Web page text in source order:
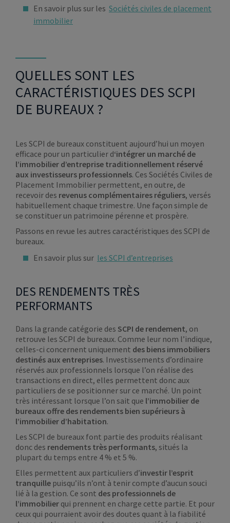
En savoir plus sur les Sociétés civiles de placement
immobilier
QUELLES SONT LES
CARACTÉRISTIQUES DES SCPI
DE BUREAUX ?
Les SCPI de bureaux constituent aujourd’hui un moyen
efficace pour un particulier d‘intégrer un marché de
l’immobilier d’entreprise traditionnellement réservé
aux investisseurs professionnels. Ces Sociétés Civiles de
Placement Immobilier permettent, en outre, de
recevoir des revenus complémentaires réguliers, versés
habituellement chaque trimestre. Une façon simple de
se constituer un patrimoine pérenne et prospère.
Passons en revue les autres caractéristiques des SCPI de
bureaux.
En savoir plus sur les SCPI d’entreprises
DES RENDEMENTS TRÈS
PERFORMANTS
Dans la grande catégorie des SCPI de rendement, on
retrouve les SCPI de bureaux. Comme leur nom l’indique,
celles-ci concernent uniquement des biens immobiliers
destinés aux entreprises. Investissements d’ordinaire
réservés aux professionnels lorsque l’on réalise des
transactions en direct, elles permettent donc aux
particuliers de se positionner sur ce marché. Un point
très intéressant lorsque l’on sait que l’immobilier de
bureaux offre des rendements bien supérieurs à
l’immobilier d’habitation.
Les SCPI de bureaux font partie des produits réalisant
donc des rendements très performants, situés la
plupart du temps entre 4 % et 5 %.
Elles permettent aux particuliers d’investir l’esprit
tranquille puisqu’ils n’ont à tenir compte d’aucun souci
lié à la gestion. Ce sont des professionnels de
l’immobilier qui prennent en charge cette partie. Et pour
ceux qui pourraient avoir des doutes quant à la fiabilité